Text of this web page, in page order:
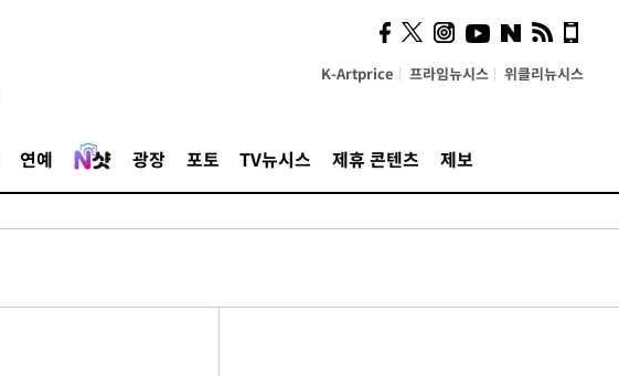
K-Artprice 프라임뉴시스 위클리뉴시스
연예 광장 포토 TV뉴시스 제휴 콘텐츠 제보